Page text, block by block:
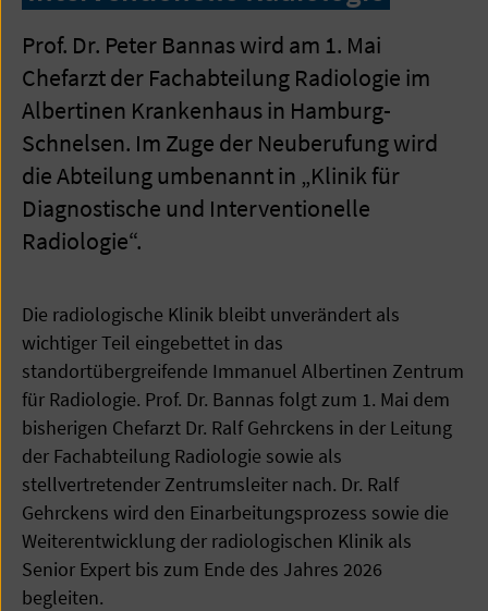
Prof. Dr. Peter Bannas wird am 1. Mai
Chefarzt der Fachabteilung Radiologie im
Albertinen Krankenhaus in Hamburg-
Schnelsen. Im Zuge der Neuberufung wird
die Abteilung umbenannt in „Klinik für
Diagnostische und Interventionelle
Radiologie“.
Die radiologische Klinik bleibt unverändert als
wichtiger Teil eingebettet in das
standortübergreifende Immanuel Albertinen Zentrum
für Radiologie. Prof. Dr. Bannas folgt zum 1. Mai dem
bisherigen Chefarzt Dr. Ralf Gehrckens in der Leitung
der Fachabteilung Radiologie sowie als
stellvertretender Zentrumsleiter nach. Dr. Ralf
Gehrckens wird den Einarbeitungsprozess sowie die
Weiterentwicklung der radiologischen Klinik als
Senior Expert bis zum Ende des Jahres 2026
begleiten.